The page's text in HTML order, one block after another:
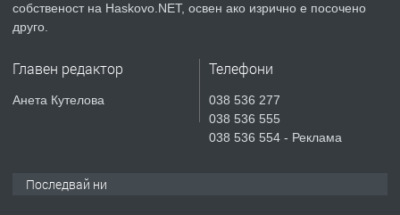
ПРЕДЛАГА
Продавам парцел в гр. Хасково кв.
СГЛОБЯВАНЕ НА МЕБЕЛИ.
собственост на Haskovo.NET, освен ако изрично е посочено
друго.
Главен редактор
Анета Кутелова
Телефони
038 536 277
038 536 555
038 536 554 - Реклама
Последвай ни